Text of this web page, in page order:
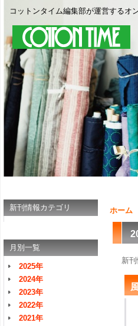
コットンタイム編集部が運営するオ
新刊情報カテゴリ
月別一覧
2025年
2024年
2023年
2022年
2021年
ホーム
新